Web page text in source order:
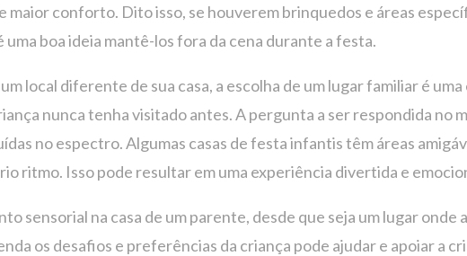
maior conforto. Dito isso, se houverem brinquedos e áreas
boa ideia mantê-los fora da cena durante a festa.
local diferente de sua casa, a escolha de um lugar familiar é
nunca tenha visitado antes. A pergunta a ser respondida no
no espectro. Algumas casas de festa infantis têm áreas
ritmo. Isso pode resultar em uma experiência divertida e
sensorial na casa de um parente, desde que seja um lugar onde
os desafios e preferências da criança pode ajudar e apoiar a